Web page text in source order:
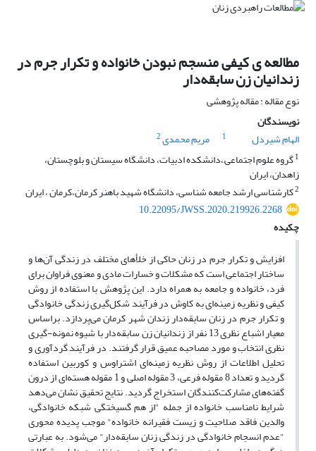
مطالعه ی کیفی منسجم نبودن خانواده و تکرار جرم در
زندانیان زن سابقه‌دار
نوع مقاله : مقاله پژوهشی
نویسندگان
الهام شیردل
1 مریم محمدی2
1گروه علوم اجتماعی,،دانشکده ادبیات، دانشگاه سیستان و بلوچستان،
زاهدان، ایران
2کارشناسی ارشد جامعه شناسی، دانشگاه شهید باهنر کرمان،کرمان ، ایران
10.22095/JWSS.2020.219926.2268
چکیده
افزایش و تکرار جرم در زنان حاکی از خلأهای مختلف در زندگی آن‌ها و
ساختار اجتماعی است که مشکلات و خسارات مادی و معنوی فراوان برای
فرد، خانواده و جامعه به همراه دارد. این پژوهش با استفاده از روش
کیفی و نظریه زمینه‌ای به کاوش در فرآیند شکل‌گیری زندگی خانوادگی
و تکرار جرم در زنان سابقه‌دار زندان شهر کرمان می‌پردازد. براساس
معیار اشباع نظری 13 نفر از زندانیان زن سابقه‌دار با شیوه نمونه-گیری
نظری انتخاب و مورد مصاحبه عمیق قرار گرفتند. در فرآیند گردآوری و
تحلیل اطلاعات از روش نظریه زمینه‌ای اشتراوس و کوربین استفاده
گردید و تعداد 8 مقوله فرعی، 3 مقوله اصلی و 1 مقوله هسته‌ای از درون
گفته‌های مشارکت‌کنندگان استخراج گردید. نتایج تحقیق نشان می‌دهد
شرایط نامناسب خانواده از جمله "از هم گسیختگی شبکه خانوادگی،
والدین فاقد صلاحیت و زیست فقیرانه خانواده" موجب پدیده محوری
"عدم انسجام خانوادگی در زندگی زنان سابقه‌دار" می‌شود. به عبارتی